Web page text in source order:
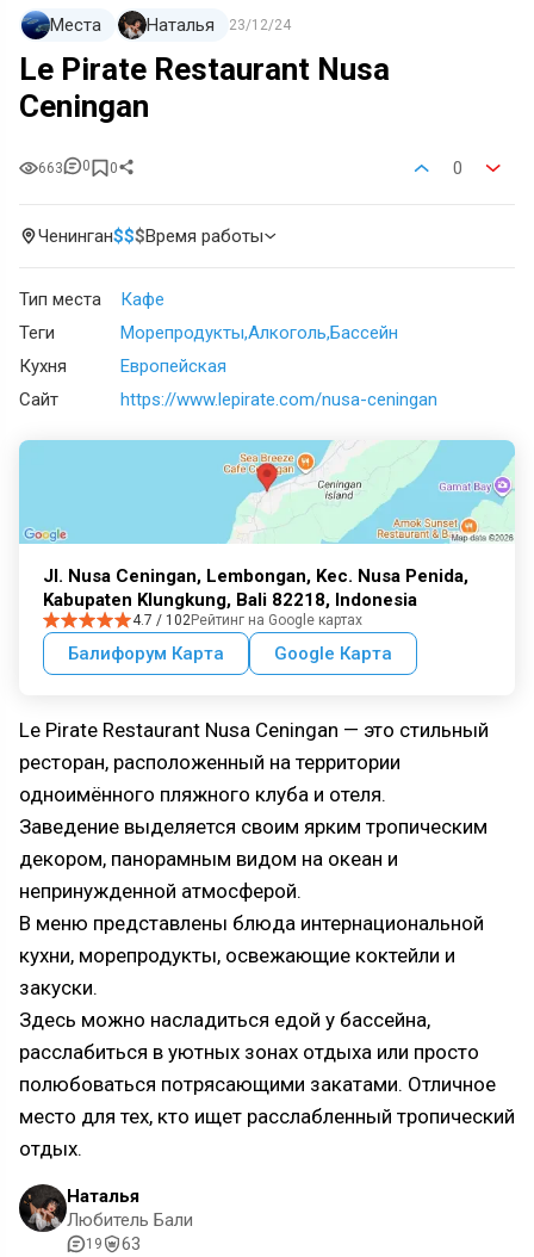
Места Наталья 23/12/24
Le Pirate Restaurant Nusa
Ceningan
663 0 0 0
Ченинган$$$Время работы
Тип места
Кафе
Теги
Морепродукты Алкоголь Бассейн
Кухня
Европейская
Сайт
https://www.lepirate.com/nusa-ceningan
Jl. Nusa Ceningan, Lembongan, Kec. Nusa Penida,
Kabupaten Klungkung, Bali 82218, Indonesia
4.7 / 102Рейтинг на Google картах
Балифорум Карта Google Карта
Le Pirate Restaurant Nusa Ceningan — это стильный
ресторан, расположенный на территории
одноимённого пляжного клуба и отеля.
Заведение выделяется своим ярким тропическим
декором, панорамным видом на океан и
непринужденной атмосферой.
В меню представлены блюда интернациональной
кухни, морепродукты, освежающие коктейли и
закуски.
Здесь можно насладиться едой у бассейна,
расслабиться в уютных зонах отдыха или просто
полюбоваться потрясающими закатами. Отличное
место для тех, кто ищет расслабленный тропический
отдых.
Наталья
Любитель Бали
19 63